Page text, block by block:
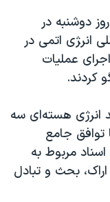
دوشنبه در
انر‍‍ژی اتمی در
عملیات
کردند.
انرژی هسته‌ای سه
توافق جامع
مربوط به
اراک، بحث و تبادل